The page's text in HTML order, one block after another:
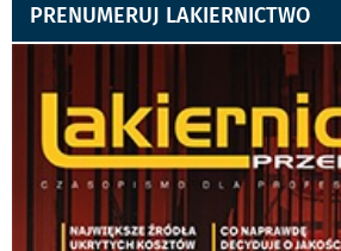
PRENUMERUJ LAKIERNICTWO